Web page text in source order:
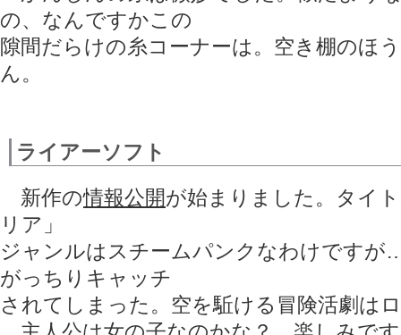
の、なんですかこの
隙間だらけの糸コーナーは。空き棚のほ
ん。
ライアーソフト
新作の情報公開が始まりました。タイ
リア」
ジャンルはスチームパンクなわけです
がっちりキャッチ
されてしまった。空を駈ける冒険活劇は